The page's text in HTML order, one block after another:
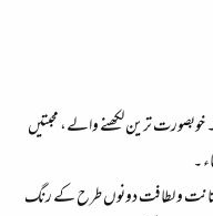
ترین لکھنے والے، محبتیں
۔
متانت و لطافت دونوں طرح کے رنگ